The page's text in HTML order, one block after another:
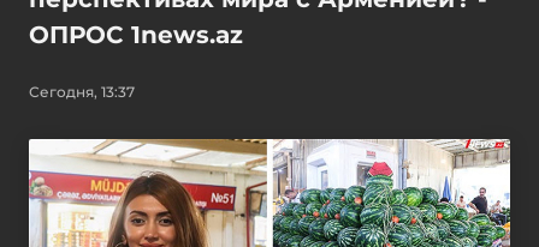
ОПРОС 1news.az
Сегодня, 13:37